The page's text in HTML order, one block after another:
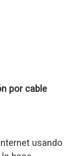
por cable
usando